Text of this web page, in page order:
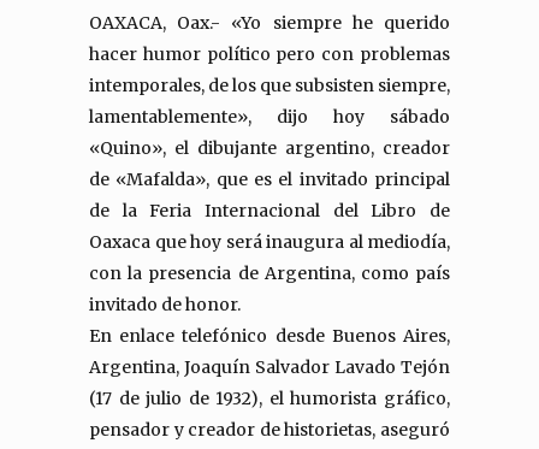
OAXACA, Oax.- «Yo siempre he querido
hacer humor político pero con problemas
intemporales, de los que subsisten siempre,
lamentablemente», dijo hoy sábado
«Quino», el dibujante argentino, creador
de «Mafalda», que es el invitado principal
de la Feria Internacional del Libro de
Oaxaca que hoy será inaugura al mediodía,
con la presencia de Argentina, como país
invitado de honor.
En enlace telefónico desde Buenos Aires,
Argentina, Joaquín Salvador Lavado Tejón
(17 de julio de 1932), el humorista gráfico,
pensador y creador de historietas, aseguró